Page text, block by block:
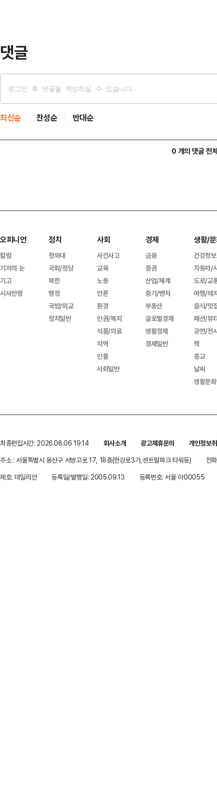
댓글
최신순 찬성순 반대순
0 개의 댓글 전
오피니언
칼럼
기자의 눈
기고
시사만평
정치
청와대
국회/정당
북한
행정
국방/외교
정치일반
사회
사건사고
교육
노동
언론
환경
인권/복지
식품/의료
지역
인물
사회일반
경제
금융
증권
산업/재계
중기/벤처
부동산
글로벌경제
생활경제
경제일반
생활/
건강정보
자동차/
도로/교
여행/레
음식/맛
패션/뷰
공연/전
책
종교
날씨
생활문
최종편집시간: 2026.08.06 19:14 회사소개 광고제휴문의
개인정보
주소 : 서울특별시 용산구 서빙고로 17, 18층(한강로3가,센트럴파크 타워동)
전
제호: 데일리안
등록일/발행일: 2005.09.13 등록번호: 서울 아00055